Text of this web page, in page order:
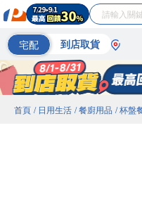
宅配 到店取貨
首頁 / 日用生活 / 餐廚用品 / 杯盤